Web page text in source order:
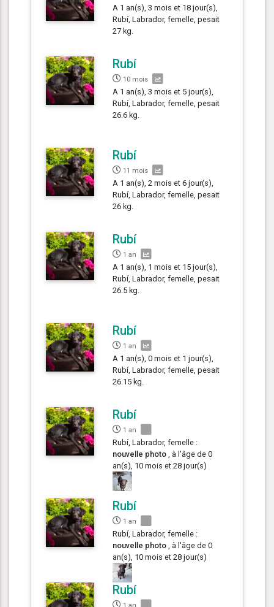
A 1 an(s), 3 mois et 18 jour(s),
Rubí, Labrador, femelle, pesait
27 kg.
Rubí
10 mois
A 1 an(s), 3 mois et 5 jour(s),
Rubí, Labrador, femelle, pesait
26.6 kg.
Rubí
11 mois
A 1 an(s), 2 mois et 6 jour(s),
Rubí, Labrador, femelle, pesait
26 kg.
Rubí
1 an
A 1 an(s), 1 mois et 15 jour(s),
Rubí, Labrador, femelle, pesait
26.5 kg.
Rubí
1 an
A 1 an(s), 0 mois et 1 jour(s),
Rubí, Labrador, femelle, pesait
26.15 kg.
Rubí
1 an
Rubí, Labrador, femelle :
nouvelle photo , à l'âge de 0
an(s), 10 mois et 28 jour(s)
Rubí
1 an
Rubí, Labrador, femelle :
nouvelle photo , à l'âge de 0
an(s), 10 mois et 28 jour(s)
Rubí
1 an